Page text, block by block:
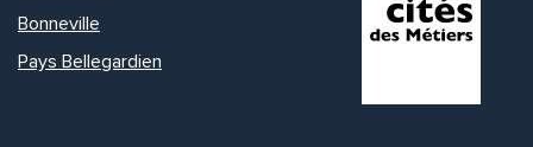
Bonneville
Pays Bellegardien